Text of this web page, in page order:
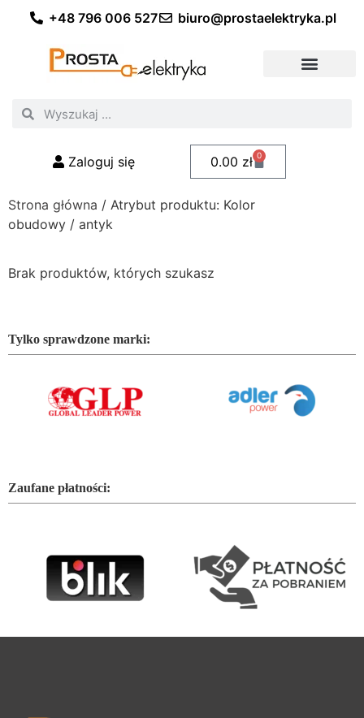
+48 796 006 527 biuro@prostaelektryka.pl
Zaloguj się 0.00 zł 0
Strona główna / Atrybut produktu: Kolor
obudowy / antyk
Brak produktów, których szukasz
Tylko sprawdzone marki:
Zaufane płatności: